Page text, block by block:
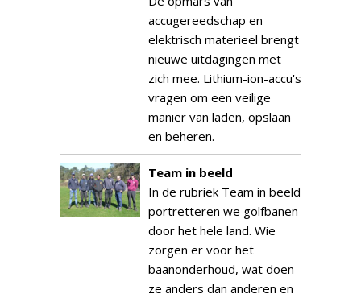
accugereedschap en
elektrisch materieel brengt
nieuwe uitdagingen met
zich mee. Lithium-ion-accu's
vragen om een veilige
manier van laden, opslaan
en beheren.
Team in beeld
In de rubriek Team in beeld
portretteren we golfbanen
door het hele land. Wie
zorgen er voor het
baanonderhoud, wat doen
ze anders dan anderen en